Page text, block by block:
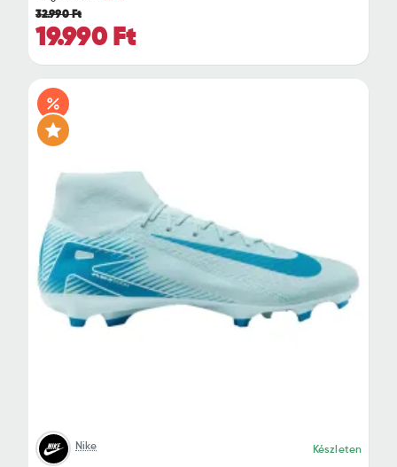
19.990 Ft
32.990 Ft
Nike Készleten